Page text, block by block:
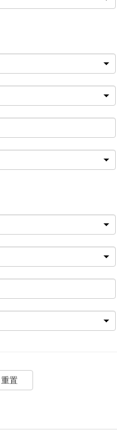
重置